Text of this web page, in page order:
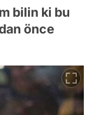
bilin ki bu
önce